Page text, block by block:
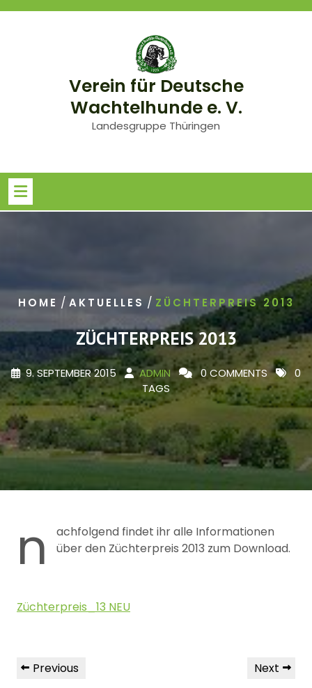
Skip
Verein für Deutsche
Wachtelhunde e. V.
Landesgruppe Thüringen
HOME / AKTUELLES / ZÜCHTERPREIS 2013
ZÜCHTERPREIS 2013
9. SEPTEMBER 2015 ADMIN 0 COMMENTS
0
TAGS
n
achfolgend findet ihr alle Informationen
über den Züchterpreis 2013 zum Download.
Züchterpreis_13 NEU
Beitragsnavigation
Previous
Previous
Next
Next